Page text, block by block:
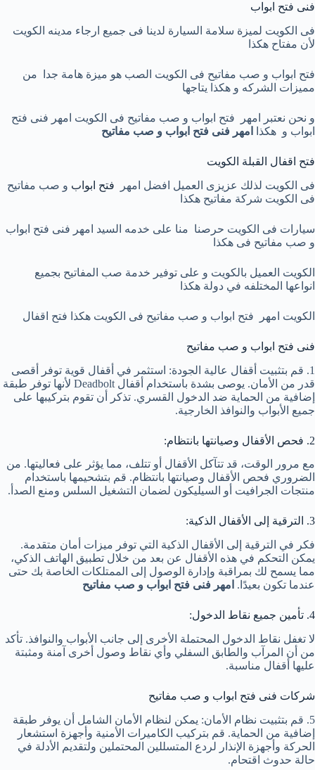
فنى فتح ابواب
فى الكويت لميزة سلامة السيارة لدينا فى جميع ارجاء مدينه الكويت
لأن مفتاح هكذا
فتح ابواب و صب مفاتيح فى الكويت الصب هو ميزة هامة جدا من
مميزات الشركه و هكذا يتاجها
و نحن نعتبر امهر فتح ابواب و صب مفاتيح فى الكويت امهر فنى فتح
ابواب و هكذا
امهر فنى فتح ابواب و صب مفاتيح
فتح اقفال القبلة الكويت
فى الكويت لذلك عزيزى العميل افضل امهر
فتح ابواب و صب مفاتيح
فى الكويت شركة مفاتيح هكذا
سيارات فى الكويت حرصنا منا على خدمه السيد امهر فنى فتح ابواب
و صب مفاتيح فى هكذا
الكويت العميل بالكويت و على توفير خدمة صب المفاتيح بجميع
انواعها المختلفه في دولة هكذا
الكويت امهر فتح ابواب و صب مفاتيح فى الكويت هكذا فتح اقفال
فنى فتح ابواب و صب مفاتيح
1. قم بتثبيت أقفال عالية الجودة: استثمر في أقفال قوية توفر أقصى
قدر من الأمان. يوصى بشدة باستخدام أقفال Deadbolt لأنها توفر طبقة
إضافية من الحماية ضد الدخول القسري. تذكر أن تقوم بتركيبها على
جميع الأبواب والنوافذ الخارجية.
2. فحص الأقفال وصيانتها بانتظام:
مع مرور الوقت، قد تتآكل الأقفال أو تتلف، مما يؤثر على فعاليتها. من
الضروري فحص الأقفال وصيانتها بانتظام. قم بتشحيمها باستخدام
منتجات الجرافيت أو السيليكون لضمان التشغيل السلس ومنع الصدأ.
3. الترقية إلى الأقفال الذكية:
فكر في الترقية إلى الأقفال الذكية التي توفر ميزات أمان متقدمة.
يمكن التحكم في هذه الأقفال عن بعد من خلال تطبيق الهاتف الذكي،
مما يسمح لك بمراقبة وإدارة الوصول إلى الممتلكات الخاصة بك حتى
عندما تكون بعيدًا. امهر فنى فتح ابواب و صب مفاتيح
4. تأمين جميع نقاط الدخول:
لا تغفل نقاط الدخول المحتملة الأخرى إلى جانب الأبواب والنوافذ. تأكد
من أن المرآب والطابق السفلي وأي نقاط وصول أخرى آمنة ومثبتة
عليها أقفال مناسبة.
شركات فنى فتح ابواب و صب مفاتيح
5. قم بتثبيت نظام الأمان: يمكن لنظام الأمان الشامل أن يوفر طبقة
إضافية من الحماية. قم بتركيب الكاميرات الأمنية وأجهزة استشعار
الحركة وأجهزة الإنذار لردع المتسللين المحتملين ولتقديم الأدلة في
حالة حدوث اقتحام.